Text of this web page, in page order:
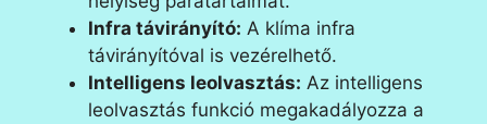
Infra távirányító: A klíma infra
távirányítóval is vezérelhető.
Intelligens leolvasztás: Az intelligens
leolvasztás funkció megakadályozza a